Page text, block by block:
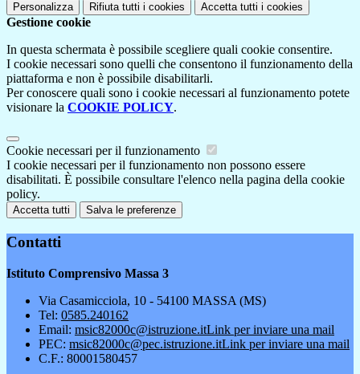
Personalizza Rifiuta tutti i cookies Accetta tutti i cookies
Gestione cookie
In questa schermata è possibile scegliere quali cookie consentire.
I cookie necessari sono quelli che consentono il funzionamento della
piattaforma e non è possibile disabilitarli.
Per conoscere quali sono i cookie necessari al funzionamento potete
visionare la COOKIE POLICY.
Cookie necessari per il funzionamento
I cookie necessari per il funzionamento non possono essere
disabilitati. È possibile consultare l'elenco nella pagina della cookie
policy.
Accetta tutti Salva le preferenze
Contatti
Istituto Comprensivo Massa 3
Via Casamicciola, 10 - 54100 MASSA (MS)
Tel: 0585.240162
Email: msic82000c@istruzione.itLink per inviare una mail
PEC: msic82000c@pec.istruzione.itLink per inviare una mail
C.F.: 80001580457